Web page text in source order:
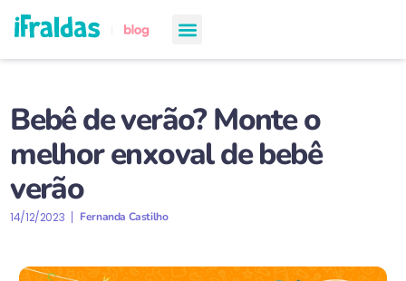
Bebê de verão? Monte o
melhor enxoval de bebê
verão
14/12/2023 Fernanda Castilho